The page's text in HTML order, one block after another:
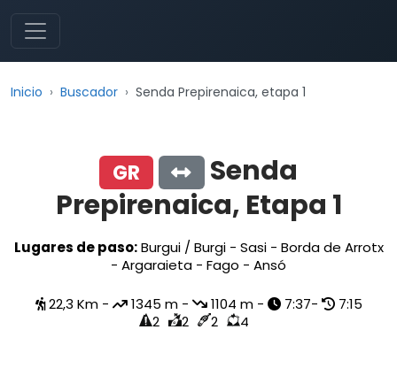
Inicio Buscador Senda Prepirenaica, etapa 1
GR
Senda
Prepirenaica, Etapa 1
Lugares de paso:Burgui / Burgi - Sasi - Borda de Arrotx
- Argaraieta - Fago - Ansó
22,3 Km - 1345 m - 1104 m - 7:37-
7:15
2
2 2 4